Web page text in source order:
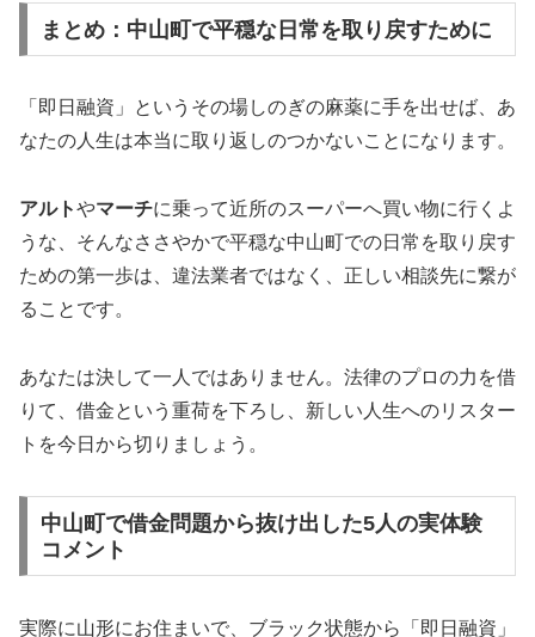
まとめ：中山町で平穏な日常を取り戻すために
「即日融資」というその場しのぎの麻薬に手を出せば、あ
なたの人生は本当に取り返しのつかないことになります。
アルトやマーチに乗って近所のスーパーへ買い物に行くよ
うな、そんなささやかで平穏な中山町での日常を取り戻す
ための第一歩は、違法業者ではなく、正しい相談先に繋が
ることです。
あなたは決して一人ではありません。法律のプロの力を借
りて、借金という重荷を下ろし、新しい人生へのリスター
トを今日から切りましょう。
中山町で借金問題から抜け出した5人の実体験
コメント
実際に山形にお住まいで、ブラック状態から「即日融資」